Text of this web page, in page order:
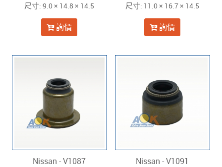
尺寸: 9.0 × 14.8 × 14.5
詢價
尺寸: 11.0 × 16.7 × 14.5
詢價
Nissan - V1087 Nissan - V1091